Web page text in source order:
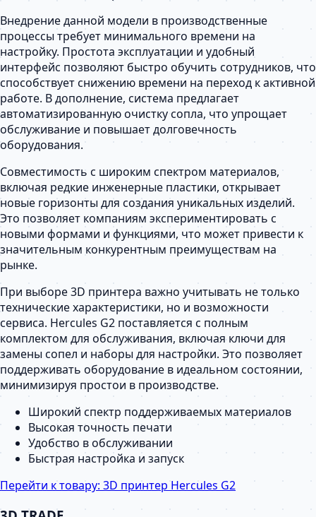
Внедрение данной модели в производственные
процессы требует минимального времени на
настройку. Простота эксплуатации и удобный
интерфейс позволяют быстро обучить сотрудников, что
способствует снижению времени на переход к активной
работе. В дополнение, система предлагает
автоматизированную очистку сопла, что упрощает
обслуживание и повышает долговечность
оборудования.
Совместимость с широким спектром материалов,
включая редкие инженерные пластики, открывает
новые горизонты для создания уникальных изделий.
Это позволяет компаниям экспериментировать с
новыми формами и функциями, что может привести к
значительным конкурентным преимуществам на
рынке.
При выборе 3D принтера важно учитывать не только
технические характеристики, но и возможности
сервиса. Hercules G2 поставляется с полным
комплектом для обслуживания, включая ключи для
замены сопел и наборы для настройки. Это позволяет
поддерживать оборудование в идеальном состоянии,
минимизируя простои в производстве.
Широкий спектр поддерживаемых материалов
Высокая точность печати
Удобство в обслуживании
Быстрая настройка и запуск
Перейти к товару: 3D принтер Hercules G2